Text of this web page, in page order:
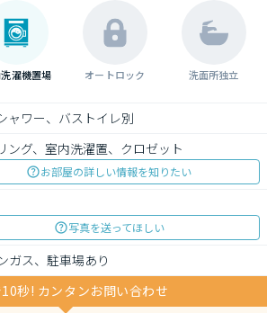
濯機置場 オートロック 洗面所独立
ャワー、バストイレ別
ング、室内洗濯置、クロゼット
お部屋の詳しい情報を知りたい
写真を送ってほしい
ガス、駐車場あり
秒! カンタンお問い合わせ